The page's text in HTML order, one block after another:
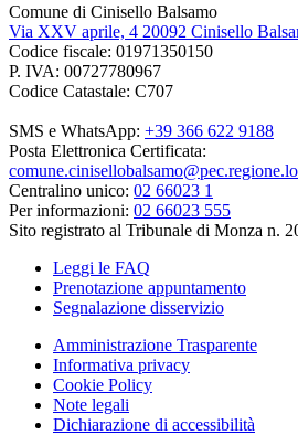
Comune di Cinisello Balsamo
Via XXV aprile, 4 20092 Cinisello
Codice fiscale: 01971350150
P. IVA: 00727780967
Codice Catastale: C707
SMS e WhatsApp: +39 366 622 9188
Posta Elettronica Certificata:
Centralino unico: 02 66023 1
Per informazioni: 02 66023 555
Sito registrato al Tribunale di Monza n.
Leggi le FAQ
Prenotazione appuntamento
Segnalazione disservizio
Amministrazione Trasparente
Informativa privacy
Cookie Policy
Note legali
Dichiarazione di accessibilità